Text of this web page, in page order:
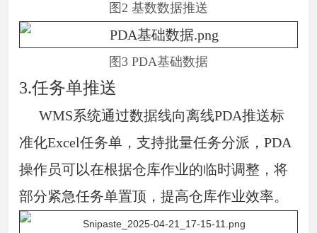
图2 基数数据推送
图3 PDA基础数据
3.任务单推送
WMS系统通过数据线向离线PDA推送标
准化Excel任务单，支持批量任务分派，PDA
操作员可以在根据仓库作业的临时调整，将
部分紧急任务单置顶，提高仓库作业效率。